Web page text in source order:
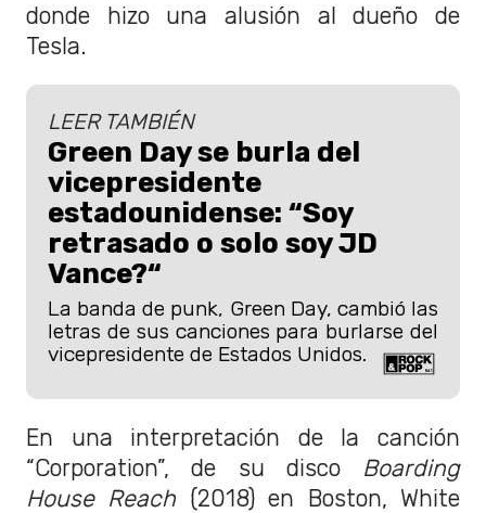
donde hizo una alusión al dueño de
Tesla.
LEER TAMBIÉN
Green Day se burla del
vicepresidente
estadounidense: “Soy
retrasado o solo soy JD
Vance?“
La banda de punk, Green Day, cambió las
letras de sus canciones para burlarse del
vicepresidente de Estados Unidos.
En una interpretación de la canción
“Corporation”, de su disco Boarding
House Reach (2018) en Boston, White